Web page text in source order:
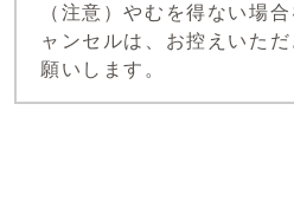
（注意）やむを得ない場
ャンセルは、お控えいた
願いします。